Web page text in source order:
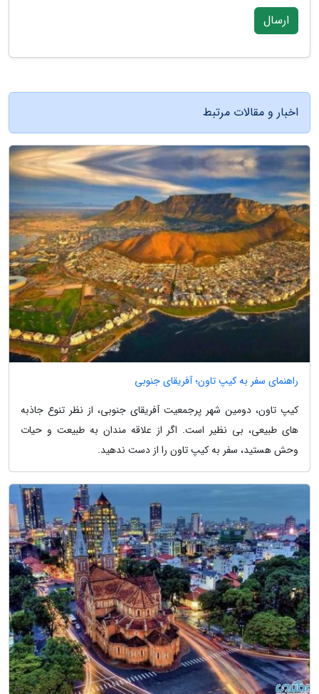
ارسال
اخبار و مقالات مرتبط
راهنمای سفر به کیپ تاون؛ آفریقای جنوبی
کیپ تاون، دومین شهر پرجمعیت آفریقای جنوبی، از نظر تنوع جاذبه
های طبیعی، بی نظیر است. اگر از علاقه مندان به طبیعت و حیات
وحش هستید، سفر به کیپ تاون را از دست ندهید.